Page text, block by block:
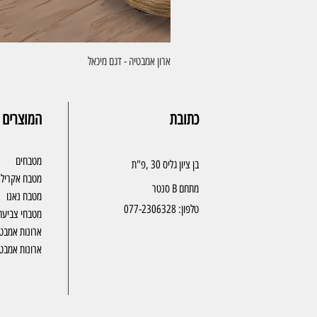
ארון אמבטיה - דגם מיכאל
מטבחים
מטבח אקריל
מטבח נאנו
מטבחי
ארונות
ארונות
כתובת
בן ציון גליס 30 ,פ"ת
מתחם B סנטר
טלפון:077-2306328